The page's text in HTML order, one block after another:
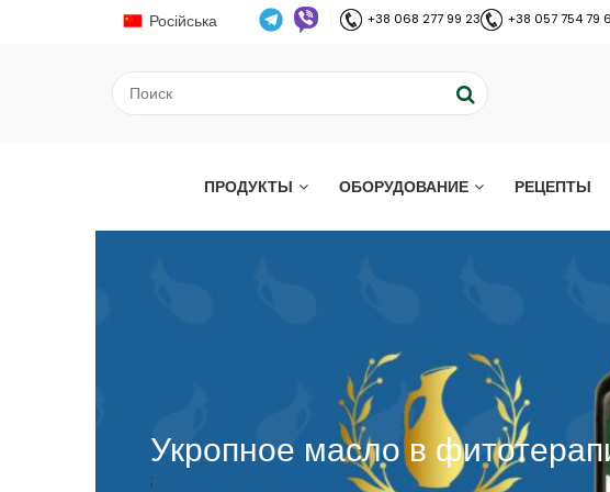
Російська +38 068 277 99 23 +38 057 754 79
ПРОДУКТЫ ОБОРУДОВАНИЕ РЕЦЕПТЫ
Укропное масло в
;